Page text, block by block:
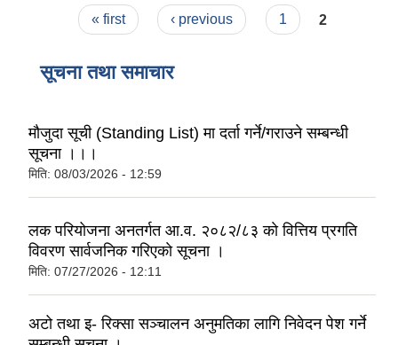
Pages« first ‹ previous 1 2
सूचना तथा समाचार
मौजुदा सूची (Standing List) मा दर्ता गर्ने/गराउने सम्बन्धी
सूचना ।।।
मिति: 08/03/2026 - 12:59
लक परियोजना अनतर्गत आ.व. २०८२/८३ काे वित्तिय प्रगति
विवरण सार्वजनिक गरिएकाे सूचना ।
मिति: 07/27/2026 - 12:11
अटो तथा इ- रिक्सा सञ्चालन अनुमतिका लागि निवेदन पेश गर्ने